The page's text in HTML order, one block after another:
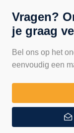
Vragen?
je graag
Bel ons op het
eenvoudig een